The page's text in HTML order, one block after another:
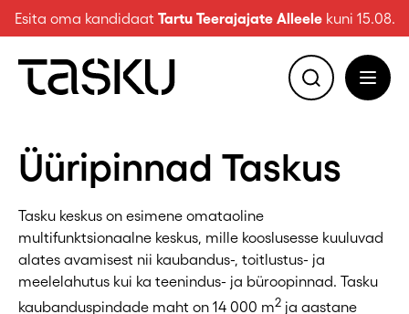
Esita oma kandidaat Tartu Teerajajate Alleelekuni 15.08.
Üüripinnad Taskus
Tasku keskus on esimene omataoline
multifunktsionaalne keskus, mille kooslusesse kuuluvad
alates avamisest nii kaubandus-, toitlustus- ja
meelelahutus kui ka teenindus- ja büroopinnad. Tasku
kaubanduspindade maht on 14 000 m2 ja aastane